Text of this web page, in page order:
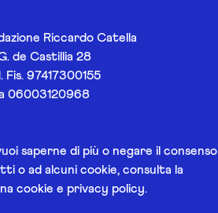
Riccardo Catella
de Castillia 28
Fis. 97417300155
06003120968
saperne di più o negare il consenso
o ad alcuni cookie, consulta la
cookie e privacy policy.